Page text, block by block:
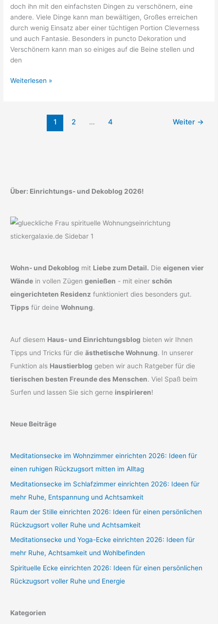
doch ihn mit den einfachsten Dingen zu verschönern, eine
andere. Viele Dinge kann man bewältigen, Großes erreichen
durch wenig Einsatz aber einer tüchtigen Portion Cleverness
und auch Fantasie. Besonders in puncto Dekoration und
Verschönern kann man so einiges auf die Beine stellen und
den
Den
Weiterlesen »
1 2 … 4 Weiter →
Über: Einrichtungs- und Dekoblog 2026!
Wohn- und Dekoblog mit Liebe zum Detail. Dieeigenen vier
Wände in vollen Zügengenießen - mit einerschön
eingerichteten Residenz funktioniert dies besonders gut.
Tipps für deineWohnung.
Auf diesem Haus- und Einrichtungsblog bieten wir Ihnen
Tipps und Tricks für dieästhetische Wohnung. In unserer
Funktion als Haustierblog geben wir auch Ratgeber für die
tierischen besten Freunde des Menschen. Viel Spaß beim
Surfen und lassen Sie sich gerne inspirieren!
Neue Beiträge
Meditationsecke im Wohnzimmer einrichten 2026: Ideen für
einen ruhigen Rückzugsort mitten im Alltag
Meditationsecke im Schlafzimmer einrichten 2026: Ideen für
mehr Ruhe, Entspannung und Achtsamkeit
Raum der Stille einrichten 2026: Ideen für einen persönlichen
Rückzugsort voller Ruhe und Achtsamkeit
Meditationsecke und Yoga-Ecke einrichten 2026: Ideen für
mehr Ruhe, Achtsamkeit und Wohlbefinden
Spirituelle Ecke einrichten 2026: Ideen für einen persönlichen
Rückzugsort voller Ruhe und Energie
Kategorien